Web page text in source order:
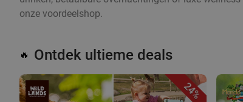
onze voordeelshop.
🔥 Ontdek ultieme deals
24%